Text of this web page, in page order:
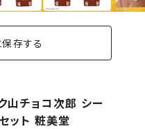
存する
山チョコ次郎 シー
ット 粧美堂